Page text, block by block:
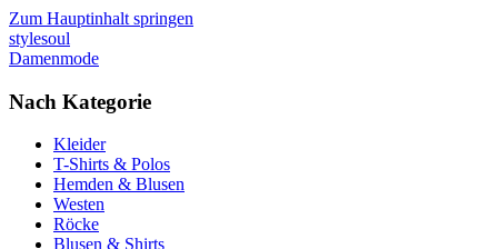
Zum Hauptinhalt springen
stylesoul
Damenmode
Nach Kategorie
Kleider
T-Shirts & Polos
Hemden & Blusen
Westen
Röcke
Blusen & Shirts